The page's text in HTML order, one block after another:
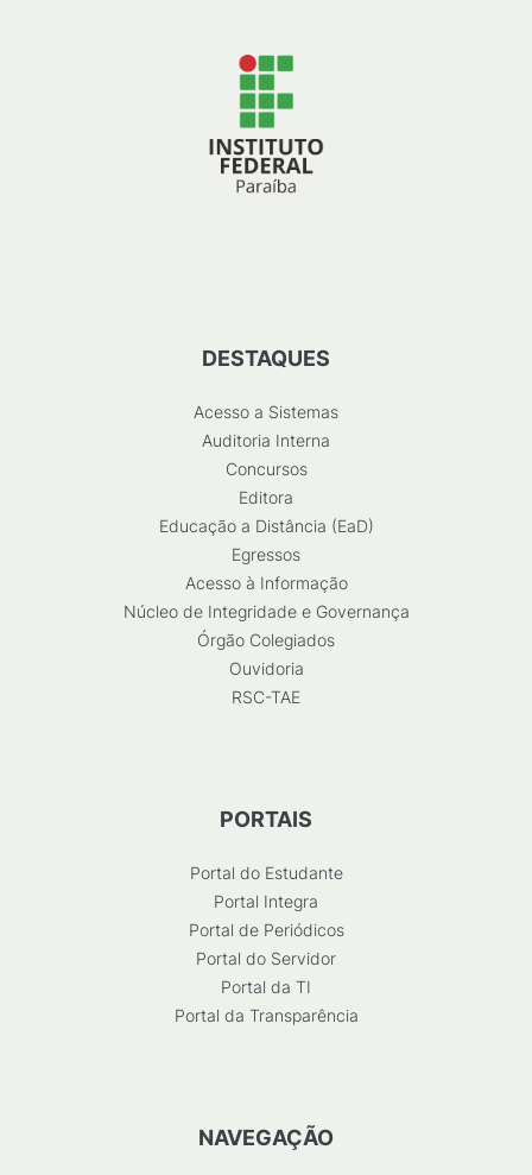
DESTAQUES
Acesso a Sistemas
Auditoria Interna
Concursos
Editora
Educação a Distância (EaD)
Egressos
Acesso à Informação
Núcleo de Integridade e Governança
Órgão Colegiados
Ouvidoria
RSC-TAE
PORTAIS
Portal do Estudante
Portal Integra
Portal de Periódicos
Portal do Servidor
Portal da TI
Portal da Transparência
NAVEGAÇÃO